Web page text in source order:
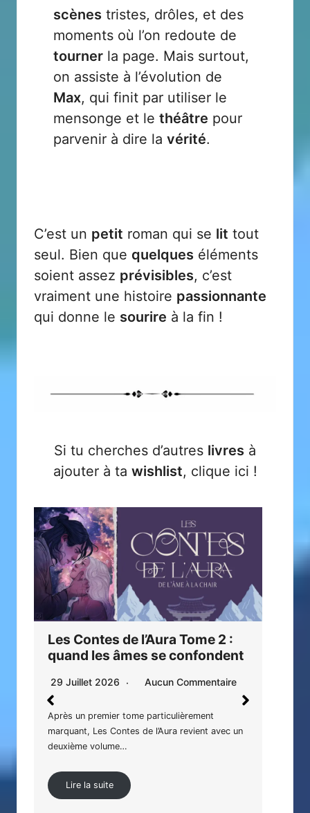
scènes tristes, drôles, et des
moments où l’on redoute de
tourner la page. Mais surtout,
on assiste à l’évolution de
Max, qui finit par utiliser le
mensonge et le théâtre pour
parvenir à dire la vérité.
C’est un petit roman qui se lit tout
seul. Bien que quelques éléments
soient assez prévisibles, c’est
vraiment une histoire passionnante
qui donne le sourire à la fin !
Si tu cherches d’autres livres à
ajouter à ta wishlist, clique ici !
Les Contes de l’Aura Tome 2 :
quand les âmes se confondent
29 Juillet 2026 Aucun Commentaire
Après un premier tome particulièrement
marquant, Les Contes de l’Aura revient avec un
deuxième volume…
Lire la suite